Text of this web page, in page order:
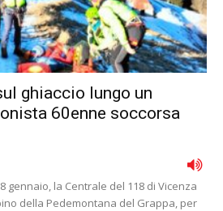
ghiaccio lungo un
60enne soccorsa
gennaio, la Centrale del 118 di Vicenza
della Pedemontana del Grappa, per